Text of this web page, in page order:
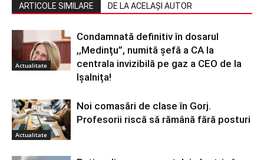
ARTICOLE SIMILARE DE LA ACELAȘI AUTOR
Actualitate
Condamnată definitiv în dosarul
,,Medințu”, numită șefă a CA la
centrala invizibilă pe gaz a CEO de la
Ișalnița!
Actualitate
Noi comasări de clase în Gorj.
Profesorii riscă să rămână fără posturi